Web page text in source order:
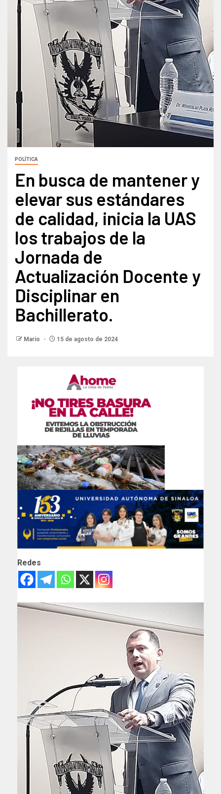
POLÍTICA
En busca de mantener y
elevar sus estándares
de calidad, inicia la UAS
los trabajos de la
Jornada de
Actualización Docente y
Disciplinar en
Bachillerato.
Mario 15 de agosto de 2024
Redes